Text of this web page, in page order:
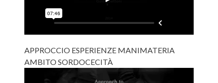
APPROCCIO ESPERIENZE MANIMATERIA
AMBITO SORDOCECITÀ